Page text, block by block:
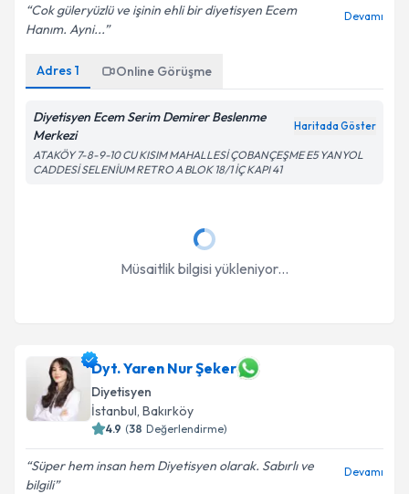
Kişisel verilerimin işlenmesine ilişkinAydınlatma
Metni
Cok güleryüzlü ve işinin ehli bir diyetisyen Ecem
Hanım. Ayni...
Devamı
Adres 1 Online Görüşme
Diyetisyen Ecem Serim Demirer Beslenme
Merkezi
Haritada Göster
ATAKÖY 7-8-9-10 CU KISIM MAHALLESİ ÇOBANÇEŞME E5 YANYOL
CADDESİ SELENİUM RETRO A BLOK 18/1 İÇ KAPI 41
Müsaitlik bilgisi yükleniyor...
Dyt. Yaren Nur Şeker
Diyetisyen
İstanbul, Bakırköy
4.9 (38 Değerlendirme)
Süper hem insan hem Diyetisyen olarak. Sabırlı ve
bilgili
Devamı